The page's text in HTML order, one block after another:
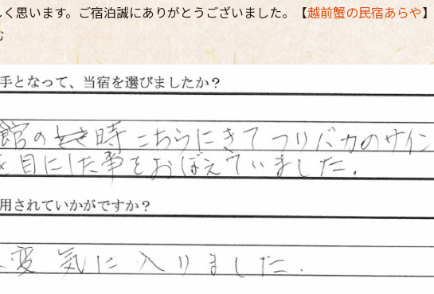
く思います。ご宿泊誠にありがとうございました。【越前蟹の民宿あらや